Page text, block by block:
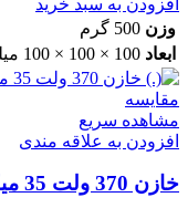
وزن 500 گرم
ابعاد 100 × 100 × 100 میلی‌متر
مقایسه
مشاهده سریع
افزودن به علاقه مندی
خازن 370 ولت 35 میکروفاراد